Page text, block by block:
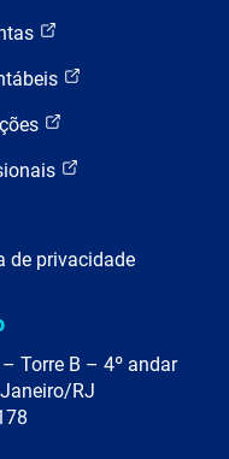
de privacidade
Torre B – 4º andar
RJ